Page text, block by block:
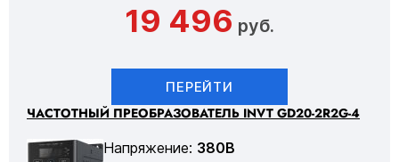
19 496 руб.
ПЕРЕЙТИ
ЧАСТОТНЫЙ ПРЕОБРАЗОВАТЕЛЬ INVT GD20-2R2G-4
Напряжение: 380В